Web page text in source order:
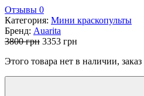
Отзывы 0
Категория: Мини краскопульты
Бренд: Auarita
3800грн Первоначальная
составляла
3353 грн
3353 грн.
Этого товара нет в наличии,